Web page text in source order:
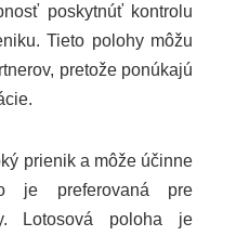
poskytnúť kontrolu
Tieto polohy môžu
pretože ponúkajú
prienik a môže účinne
je preferovaná pre
Lotosová poloha je